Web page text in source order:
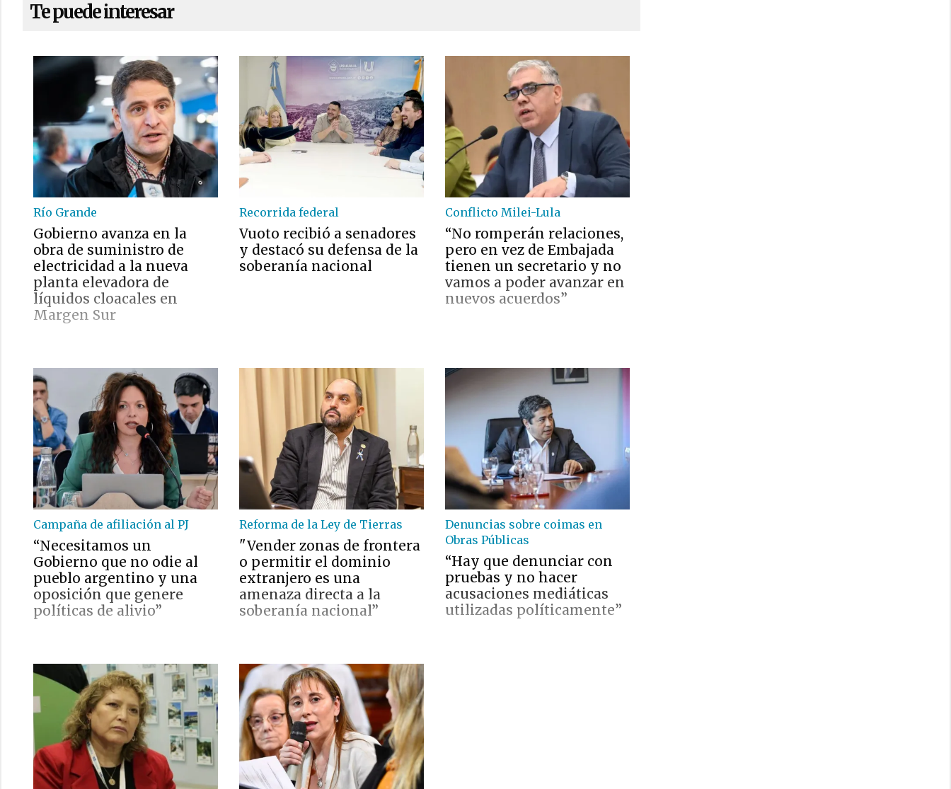
Te puede interesar
Río Grande
Gobierno avanza en la
obra de suministro de
electricidad a la nueva
planta elevadora de
líquidos cloacales en
Margen Sur
Recorrida federal
Vuoto recibió a senadores
y destacó su defensa de la
soberanía nacional
Conflicto Milei-Lula
“No romperán relaciones,
pero en vez de Embajada
tienen un secretario y no
vamos a poder avanzar en
nuevos acuerdos”
Campaña de afiliación al PJ
“Necesitamos un
Gobierno que no odie al
pueblo argentino y una
oposición que genere
políticas de alivio”
Reforma de la Ley de Tierras
"Vender zonas de frontera
o permitir el dominio
extranjero es una
amenaza directa a la
soberanía nacional”
Denuncias sobre coimas en
Obras Públicas
“Hay que denunciar con
pruebas y no hacer
acusaciones mediáticas
utilizadas políticamente”